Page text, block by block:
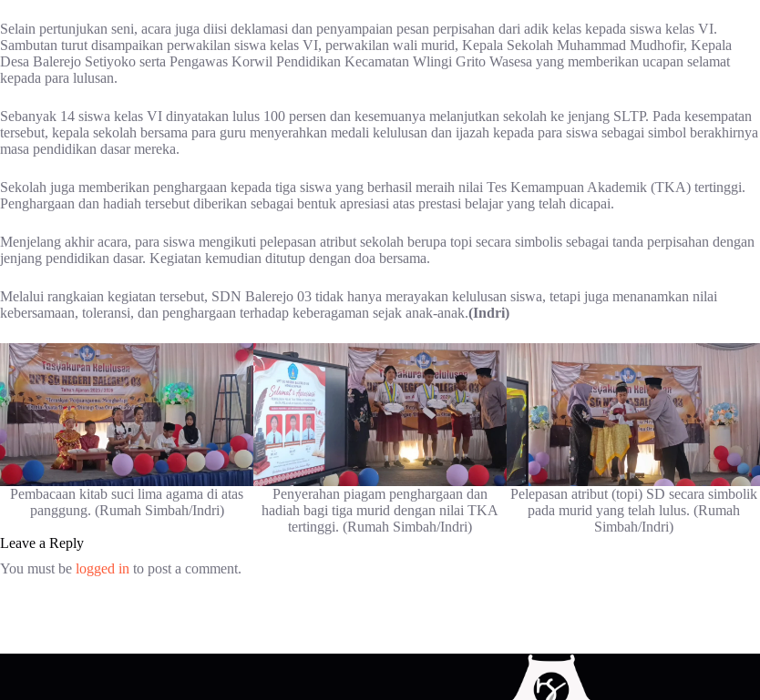
Selain pertunjukan seni, acara juga diisi deklamasi dan penyampaian pesan perpisahan dari adik kelas kepada siswa kelas VI.
Sambutan turut disampaikan perwakilan siswa kelas VI, perwakilan wali murid, Kepala Sekolah Muhammad Mudhofir, Kepala
Desa Balerejo Setiyoko serta Pengawas Korwil Pendidikan Kecamatan Wlingi Grito Wasesa yang memberikan ucapan selamat
kepada para lulusan.
Sebanyak 14 siswa kelas VI dinyatakan lulus 100 persen dan kesemuanya melanjutkan sekolah ke jenjang SLTP. Pada kesempatan
tersebut, kepala sekolah bersama para guru menyerahkan medali kelulusan dan ijazah kepada para siswa sebagai simbol berakhirnya
masa pendidikan dasar mereka.
Sekolah juga memberikan penghargaan kepada tiga siswa yang berhasil meraih nilai Tes Kemampuan Akademik (TKA) tertinggi.
Penghargaan dan hadiah tersebut diberikan sebagai bentuk apresiasi atas prestasi belajar yang telah dicapai.
Menjelang akhir acara, para siswa mengikuti pelepasan atribut sekolah berupa topi secara simbolis sebagai tanda perpisahan dengan
jenjang pendidikan dasar. Kegiatan kemudian ditutup dengan doa bersama.
Melalui rangkaian kegiatan tersebut, SDN Balerejo 03 tidak hanya merayakan kelulusan siswa, tetapi juga menanamkan nilai
kebersamaan, toleransi, dan penghargaan terhadap keberagaman sejak anak-anak.(Indri)
Pembacaan kitab suci lima agama di atas
panggung. (Rumah Simbah/Indri)
Penyerahan piagam penghargaan dan
hadiah bagi tiga murid dengan nilai TKA
tertinggi. (Rumah Simbah/Indri)
Pelepasan atribut (topi) SD secara simbolik
pada murid yang telah lulus. (Rumah
Simbah/Indri)
Leave a Reply
You must be logged in to post a comment.